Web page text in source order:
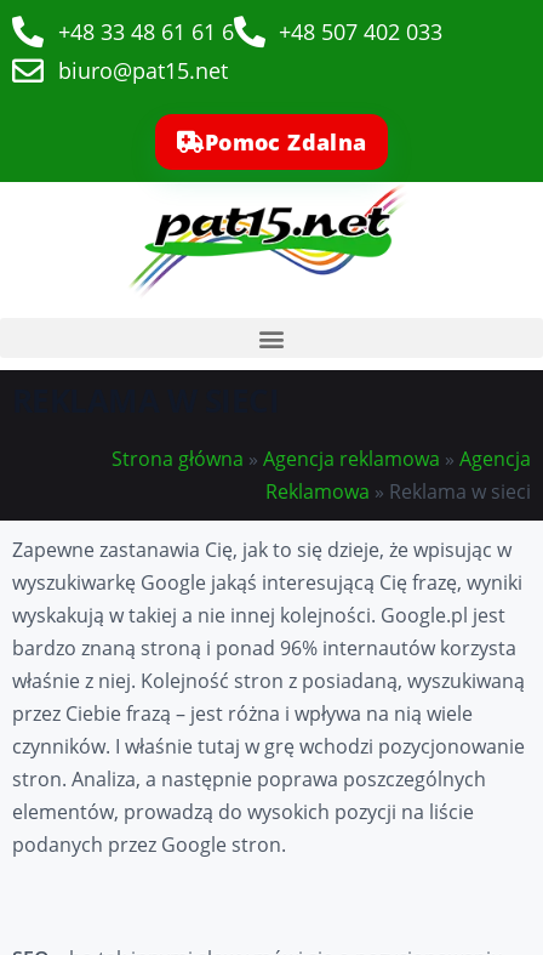
+48 33 48 61 61 6
+48 507 402 033
biuro@pat15.net
Pomoc Zdalna
Strona główna » Agencja reklamowa » Agencja
Reklamowa » Reklama w sieci
Zapewne zastanawia Cię, jak to się dzieje, że wpisując w
wyszukiwarkę Google jakąś interesującą Cię frazę, wyniki
wyskakują w takiej a nie innej kolejności. Google.pl jest
bardzo znaną stroną i ponad 96% internautów korzysta
właśnie z niej. Kolejność stron z posiadaną, wyszukiwaną
przez Ciebie frazą – jest różna i wpływa na nią wiele
czynników. I właśnie tutaj w grę wchodzi pozycjonowanie
stron. Analiza, a następnie poprawa poszczególnych
elementów, prowadzą do wysokich pozycji na liście
podanych przez Google stron.